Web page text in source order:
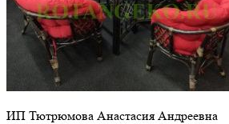
ИП Тютрюмова Анастасия Андреевна